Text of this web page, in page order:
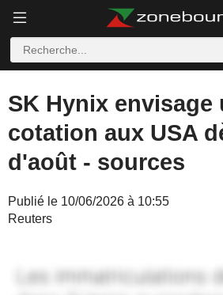
SK Hynix envisage
cotation aux USA
d'août - sources
Publié le 10/06/2026 à 10:55
Reuters